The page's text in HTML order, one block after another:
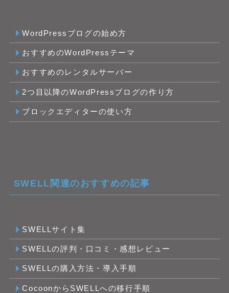
WordPressブログの始め方
おすすめのWordPressテーマ
おすすめのレンタルサーバー
2つ目以降のWordPressブログの作り方
ブロックエディターの使い方
SWELL関連のおすすめの記事
SWELLサイト集
SWELLの評判・口コミ・感想レビュー
SWELLの購入方法・導入手順
CocoonからSWELLへの移行手順